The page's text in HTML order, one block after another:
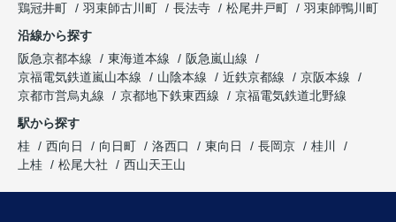
鶏冠井町
羽束師古川町 長法寺 松尾井戸町
羽束師鴨川町
沿線から探す
阪急京都本線
東海道本線
阪急嵐山線
京福電気鉄道嵐山本線
山陰本線 近鉄京都線
京阪本線
京都市営烏丸線
京都地下鉄東西線
京福電気鉄道北野線
駅から探す
桂
西向日 向日町 洛西口 東向日 長岡京
桂川
上桂
松尾大社 西山天王山